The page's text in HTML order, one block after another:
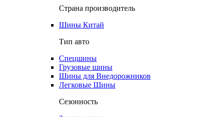
Страна производитель
Шины Китай
Тип авто
Спецшины
Грузовые шины
Шины для Внедорожников
Легковые Шины
Сезонность